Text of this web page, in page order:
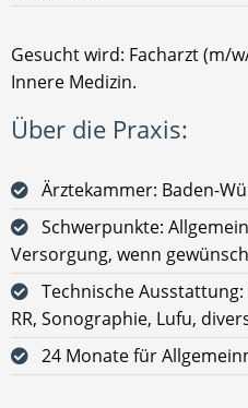
Gesucht wird: Facharzt (m/
Innere Medizin.
Über die Praxis:
Ärztekammer: Baden-
Schwerpunkte:
Versorgung, wenn
Technische Ausstattung:
RR, Sonographie, Lufu,
24 Monate für